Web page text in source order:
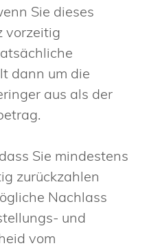
Sie dieses
vorzeitig
dann um die
aus als der
Sie mindestens
zurückzahlen
Nachlass
und
vom